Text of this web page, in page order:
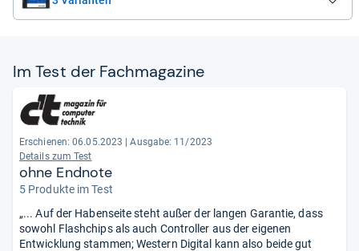
Im Test der Fach­ma­ga­zine
Erschienen: 06.05.2023 | Ausgabe: 11/2023
Details zum Test
ohne Endnote
5 Produkte im Test
„... Auf der Habenseite steht außer der langen Garantie, dass
sowohl Flashchips als auch Controller aus der eigenen
Entwicklung stammen; Western Digital kann also beide gut